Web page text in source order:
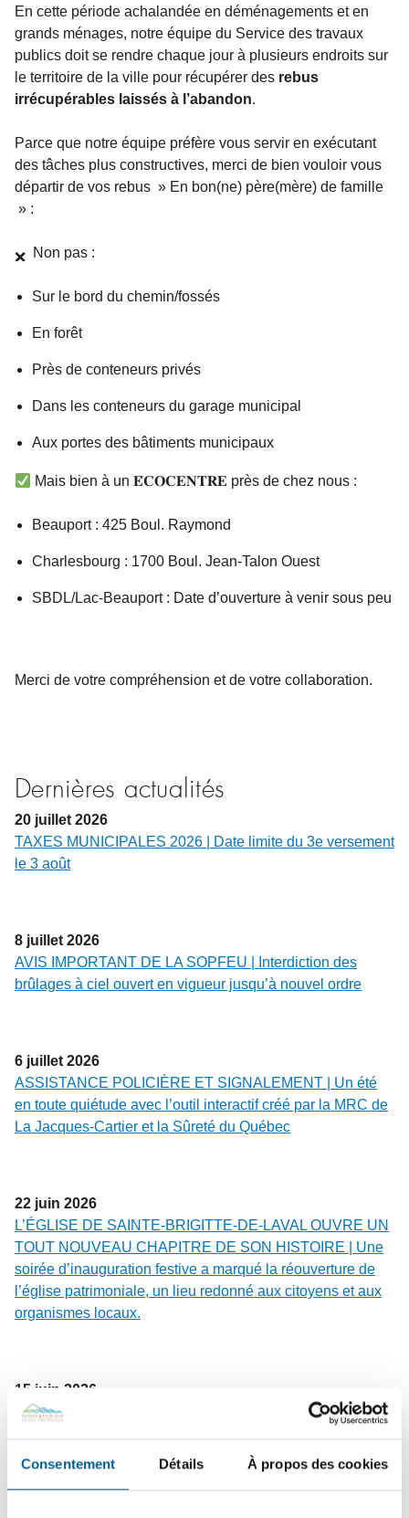
Consentement Détails À propos des cookies
En cette période achalandée en déménagements et en
grands ménages, notre équipe du Service des travaux
publics doit se rendre chaque jour à plusieurs endroits sur
le territoire de la ville pour récupérer des rebus
irrécupérables laissés à l’abandon.
Parce que notre équipe préfère vous servir en exécutant
des tâches plus constructives, merci de bien vouloir vous
départir de vos rebus » En bon(ne) père(mère) de famille
» :
Non pas :
Sur le bord du chemin/fossés
En forêt
Près de conteneurs privés
Dans les conteneurs du garage municipal
Aux portes des bâtiments municipaux
Mais bien à un 𝐄́𝐂𝐎𝐂𝐄𝐍𝐓𝐑𝐄 près de chez nous :
Beauport : 425 Boul. Raymond
Charlesbourg : 1700 Boul. Jean-Talon Ouest
SBDL/Lac-Beauport : Date d’ouverture à venir sous peu
Merci de votre compréhension et de votre collaboration.
Dernières actualités
20 juillet 2026
TAXES MUNICIPALES 2026 | Date limite du 3e versement
le 3 août
8 juillet 2026
AVIS IMPORTANT DE LA SOPFEU | Interdiction des
brûlages à ciel ouvert en vigueur jusqu’à nouvel ordre
6 juillet 2026
ASSISTANCE POLICIÈRE ET SIGNALEMENT | Un été
en toute quiétude avec l’outil interactif créé par la MRC de
La Jacques-Cartier et la Sûreté du Québec
22 juin 2026
L’ÉGLISE DE SAINTE-BRIGITTE-DE-LAVAL OUVRE UN
TOUT NOUVEAU CHAPITRE DE SON HISTOIRE | Une
soirée d’inauguration festive a marqué la réouverture de
l’église patrimoniale, un lieu redonné aux citoyens et aux
organismes locaux.
15 juin 2026
SÉCURITÉ PUBLIQUE – En cours | Tournée résidentielle
sécurité !